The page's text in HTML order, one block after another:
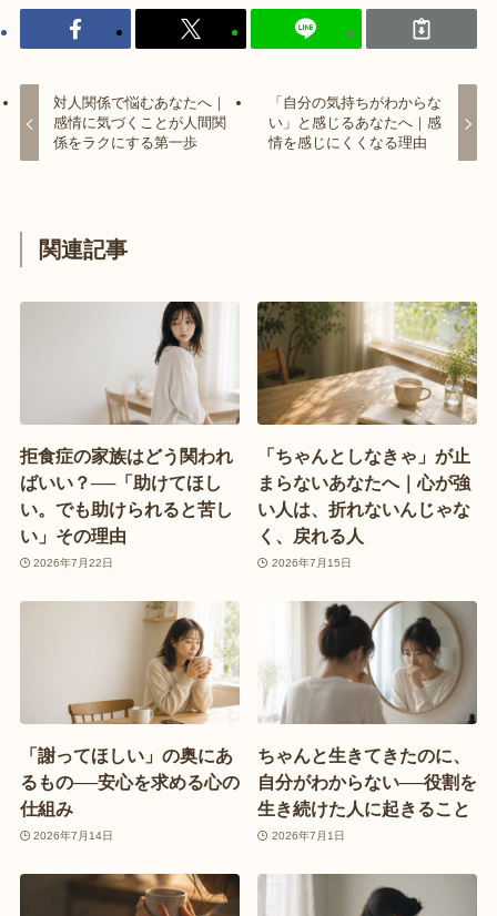
対人関係で悩むあなたへ｜
感情に気づくことが人間関
係をラクにする第一歩
「自分の気持ちがわからな
い」と感じるあなたへ｜感
情を感じにくくなる理由
関連記事
拒食症の家族はどう関われ
ばいい？──「助けてほし
い。でも助けられると苦し
い」その理由
2026年7月22日
「ちゃんとしなきゃ」が止
まらないあなたへ｜心が強
い人は、折れないんじゃな
く、戻れる人
2026年7月15日
「謝ってほしい」の奥にあ
るもの──安心を求める心の
仕組み
2026年7月14日
ちゃんと生きてきたのに、
自分がわからない──役割を
生き続けた人に起きること
2026年7月1日